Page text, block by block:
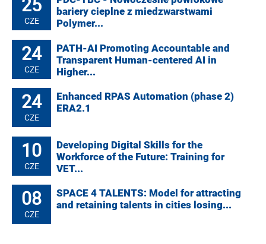
CZE
bariery cieplne z miedzwarstwami
Polymer...
24
CZE
PATH-AI Promoting Accountable and
Transparent Human-centered AI in
Higher...
24
CZE
Enhanced RPAS Automation (phase 2)
ERA2.1
10
CZE
Developing Digital Skills for the
Workforce of the Future: Training for
VET...
08
CZE
SPACE 4 TALENTS: Model for attracting
and retaining talents in cities losing...